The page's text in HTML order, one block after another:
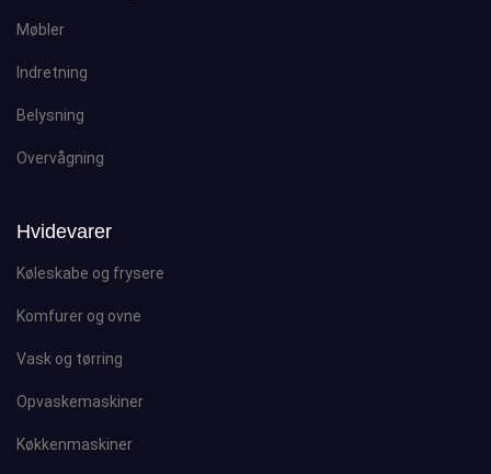
Møbler
Indretning
Belysning
Overvågning
Hvidevarer
Køleskabe og frysere
Komfurer og ovne
Vask og tørring
Opvaskemaskiner
Køkkenmaskiner